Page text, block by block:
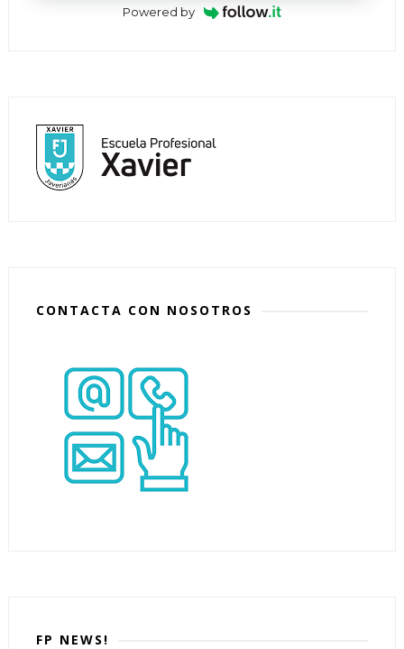
Powered by
CONTACTA CON NOSOTROS
FP NEWS!